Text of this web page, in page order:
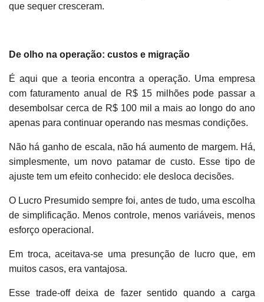
que sequer cresceram.
De olho na operação: custos e migração
É aqui que a teoria encontra a operação. Uma empresa
com faturamento anual de R$ 15 milhões pode passar a
desembolsar cerca de R$ 100 mil a mais ao longo do ano
apenas para continuar operando nas mesmas condições.
Não há ganho de escala, não há aumento de margem. Há,
simplesmente, um novo patamar de custo. Esse tipo de
ajuste tem um efeito conhecido: ele desloca decisões.
O Lucro Presumido sempre foi, antes de tudo, uma escolha
de simplificação. Menos controle, menos variáveis, menos
esforço operacional.
Em troca, aceitava-se uma presunção de lucro que, em
muitos casos, era vantajosa.
Esse trade-off deixa de fazer sentido quando a carga